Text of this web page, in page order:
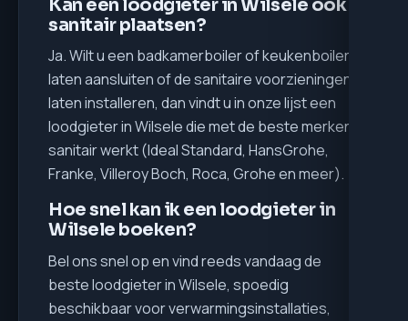
Kan een loodgieter in Wilsele ook
sanitair plaatsen?
Ja. Wilt u een badkamerboiler of keukenboiler
laten aansluiten of de sanitaire voorzieningen
laten installeren, dan vindt u in onze lijst een
loodgieter in Wilsele die met de beste merken
sanitair werkt (Ideal Standard, HansGrohe,
Franke, Villeroy Boch, Roca, Grohe en meer).
Hoe snel kan ik een loodgieter in
Wilsele boeken?
Bel ons snel op en vind reeds vandaag de
beste loodgieter in Wilsele, spoedig
beschikbaar voor verwarmingsinstallaties,